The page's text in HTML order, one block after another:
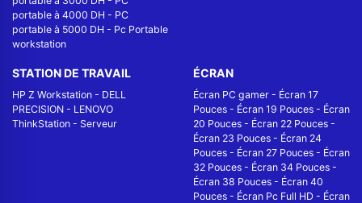
portable à 4000 DH - PC
portable à 5000 DH - Pc Portable
workstation
STATION DE TRAVAIL
HP Z Workstation - DELL
PRECISION - LENOVO
ThinkStation - Serveur
ÉCRAN
Écran PC gamer - Écran 17
Pouces - Écran 19 Pouces - Écran
20 Pouces - Écran 22 Pouces -
Écran 23 Pouces - Écran 24
Pouces - Écran 27 Pouces - Écran
32 Pouces - Écran 34 Pouces -
Écran 38 Pouces - Écran 40
Pouces - Écran Pc Full HD - Écran